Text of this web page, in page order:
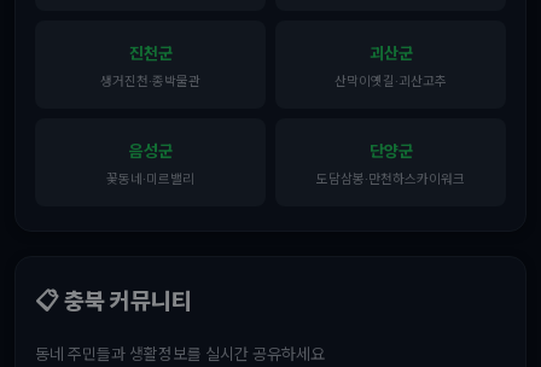
진천군
생거진천·종박물관
괴산군
산막이옛길·괴산고추
음성군
꽃동네·미르밸리
단양군
도담삼봉·만천하스카이워크
📋 충북 커뮤니티
동네 주민들과 생활정보를 실시간 공유하세요